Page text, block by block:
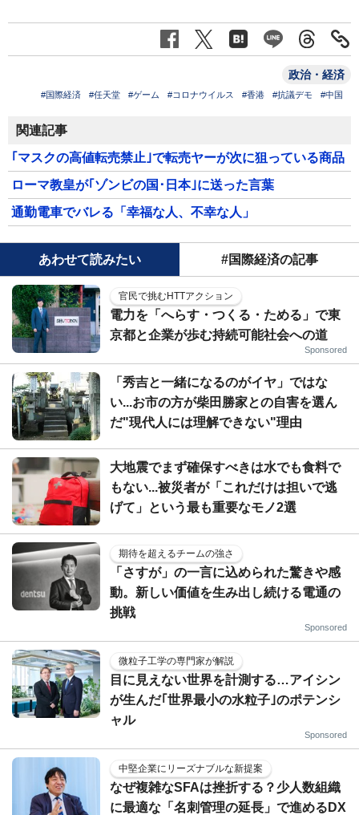
政治・経済
#国際経済 #任天堂 #ゲーム #コロナウイルス #香港 #抗議デモ #中国
関連記事
｢マスクの高値転売禁止｣で転売ヤーが次に狙っている商品
ローマ教皇が｢ゾンビの国･日本｣に送った言葉
通勤電車でバレる「幸福な人、不幸な人」
あわせて読みたい #国際経済の記事
官民で挑むHTTアクション
電力を「へらす・つくる・ためる」で東
京都と企業が歩む持続可能社会への道
Sponsored
「秀吉と一緒になるのがイヤ」ではな
い...お市の方が柴田勝家との自害を選ん
だ"現代人には理解できない"理由
大地震でまず確保すべきは水でも食料で
もない...被災者が「これだけは担いで逃
げて」という最も重要なモノ2選
期待を超えるチームの強さ
「さすが」の一言に込められた驚きや感
動。新しい価値を生み出し続ける電通の
挑戦
Sponsored
微粒子工学の専門家が解説
目に見えない世界を計測する…アイシン
が生んだ｢世界最小の水粒子｣のポテンシ
ャル
Sponsored
中堅企業にリーズナブルな新提案
なぜ複雑なSFAは挫折する？少人数組織
に最適な「名刺管理の延長」で進めるDX